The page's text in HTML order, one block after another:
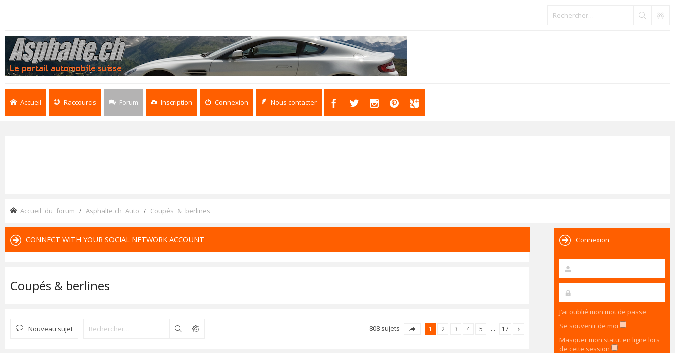
Accueil Raccourcis Forum Inscription Connexion Nous contacter
Accueil du forum Asphalte.ch Auto Coupés & berlines
CONNECT WITH YOUR SOCIAL NETWORK ACCOUNT
Coupés & berlines
Nouveau sujet Rechercher 808 sujets 1 2 3 4 5 … 17
Connexion
J’ai oublié mon mot de passe
Se souvenir de moi
Masquer mon statut en ligne lors
de cette session